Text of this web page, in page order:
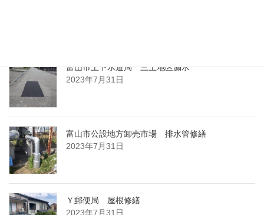
富山市上下水道局 三上地区漏水
2023年7月31日
富山市公設地方卸売市場 排水管修繕
2023年7月31日
Ｙ郵便局 屋根修繕
2023年7月31日